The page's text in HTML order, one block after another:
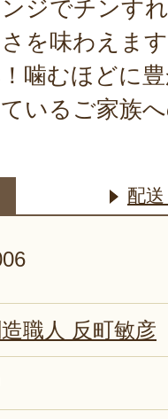
ジでチンす
を味わえま
噛むほどに
いるご家族
配
職人 反町敏彦